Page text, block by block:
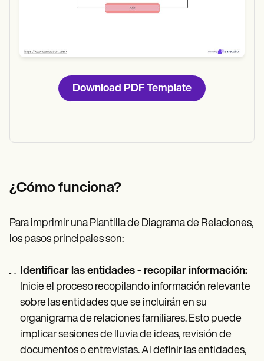
Download PDF Template
¿Cómo funciona?
Para imprimir una Plantilla de Diagrama de Relaciones,
los pasos principales son:
Identificar las entidades - recopilar información:
Inicie el proceso recopilando información relevante
sobre las entidades que se incluirán en su
organigrama de relaciones familiares. Esto puede
implicar sesiones de lluvia de ideas, revisión de
documentos o entrevistas. Al definir las entidades,